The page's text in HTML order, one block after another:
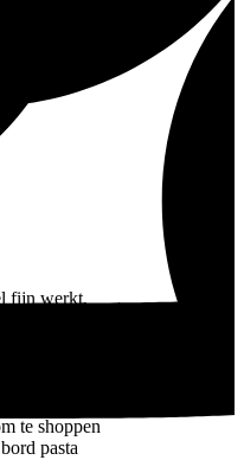
fijn werkt,
te shoppen
pasta